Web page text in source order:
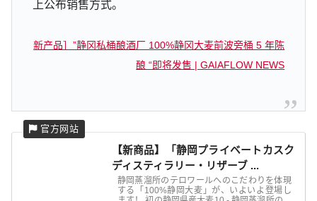
上公布销售方式。
新产品］”静冈私桶酿酒厂 100%静冈大麦前波旁桶 5 年陈
酿 “即将发售 | GAIAFLOW NEWS
【新商品】「静岡プライベートカスク
ディスティラリー・リザーブ ...
静岡蒸溜所のテロワールへのこだわりを体現
する「100%静岡大麦」が、いよいよ登場し